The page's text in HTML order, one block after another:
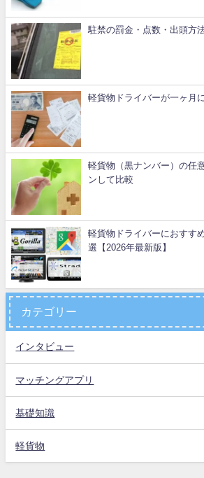
駐禁の罰金・点数・出頭方
軽貨物ドライバーが一ヶ月
軽貨物（黒ナンバー）の任
ンして比較
軽貨物ドライバーにおすす
選【2026年最新版】
カテゴリー
インタビュー
マッチングアプリ
基礎知識
軽貨物